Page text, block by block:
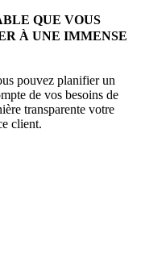
QUE VOUS
À UNE IMMENSE
pouvez planifier un
de vos besoins de
transparente votre
client.